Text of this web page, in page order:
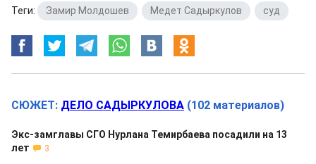
Теги: Замир Молдошев Медет Садыркулов суд
СЮЖЕТ: ДЕЛО САДЫРКУЛОВА (102 материалов)
Экс-замглавы СГО Нурлана Темирбаева посадили на 13
лет
3